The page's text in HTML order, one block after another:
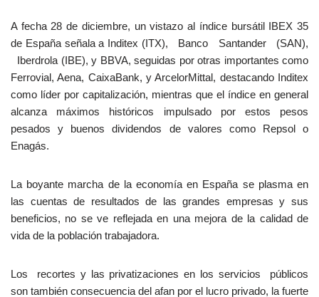
A fecha 28 de diciembre, un vistazo al índice bursátil IBEX 35
de España señala a Inditex (ITX), Banco Santander (SAN),
Iberdrola (IBE), y BBVA, seguidas por otras importantes como
Ferrovial, Aena, CaixaBank, y ArcelorMittal, destacando Inditex
como líder por capitalización, mientras que el índice en general
alcanza máximos históricos impulsado por estos pesos
pesados y buenos dividendos de valores como Repsol o
Enagás.
La boyante marcha de la economía en España se plasma en
las cuentas de resultados de las grandes empresas y sus
beneficios, no se ve reflejada en una mejora de la calidad de
vida de la población trabajadora.
Los recortes y las privatizaciones en los servicios públicos
son también consecuencia del afan por el lucro privado, la fuerte